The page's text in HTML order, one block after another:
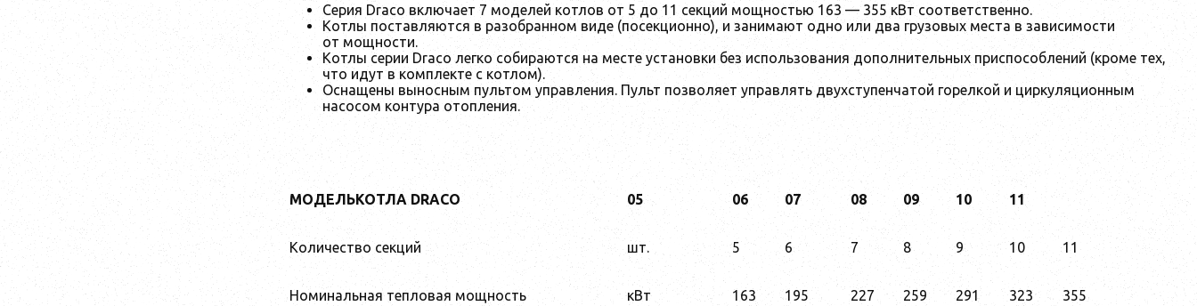
Серия Draco включает 7 моделей котлов от 5 до 11 секций мощностью 163 — 355 кВт соответственно.
Котлы поставляются в разобранном виде (посекционно), и занимают одно или два грузовых места в зависимости
от мощности.
Котлы серии Draco легко собираются на месте установки без использования дополнительных приспособлений (кроме тех,
что идут в комплекте с котлом).
Оснащены выносным пультом управления. Пульт позволяет управлять двухступенчатой горелкой и циркуляционным
насосом контура отопления.
МОДЕЛЬКОТЛА DRACO 05 06 07 08 09 10 11
Количество секций шт. 5 6 7 8 9 10 11
Номинальная тепловая мощность кВт 163 195 227 259 291 323 355